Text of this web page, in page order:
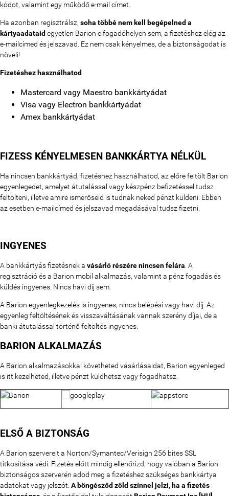
kódot, valamint egy működő e-mail címet.
Ha azonban regisztrálsz, soha többé nem kell begépelned a
kártyaadataid egyetlen Barion elfogadóhelyen sem, a fizetéshez elég az
e-mailcímed és jelszavad. Ez nem csak kényelmes, de a biztonságodat is
növeli!
Fizetéshez használhatod
Mastercard vagy Maestro bankkártyádat
Visa vagy Electron bankkártyádat
Amex bankkártyádat
FIZESS KÉNYELMESEN BANKKÁRTYA NÉLKÜL
Ha nincsen bankkártyád, fizetéshez használhatod, az előre feltölt Barion
egyenlegedet, amelyet átutalással vagy készpénz befizetéssel tudsz
feltölteni, illetve amire ismerőseid is tudnak neked pénzt küldeni. Ebben
az esetben e-mailcímed és jelszavad megadásával tudsz fizetni.
INGYENES
A bankkártyás fizetésnek a vásárló részére nincsen felára . A
regisztráció és a Barion mobil alkalmazás, valamint a pénz fogadás és
küldés ingyenes. Nincs havi díj sem.
A Barion egyenlegkezelés is ingyenes, nincs belépési vagy havi díj. Az
egyenleg feltöltésének és visszaváltásának vannak szerény díjai, de a
banki átutalással történő feltöltés ingyenes.
BARION ALKALMAZÁS
A Barion alkalmazásokkal követheted vásárlásaidat, Barion egyenleged
is itt kezelheted, illetve pénzt küldhetsz vagy fogadhatsz.
ELSŐ A BIZTONSÁG
A Barion szervereit a Norton/Symantec/Verisign 256 bites SSL
titkosítása védi. Fizetés előtt mindig ellenőrizd, hogy valóban a Barion
biztonságos szerverén adod meg a fizetéshez szükséges bankkártya
adatokat vagy jelszót. A böngésződ zöld színnel jelzi, ha a fizetés